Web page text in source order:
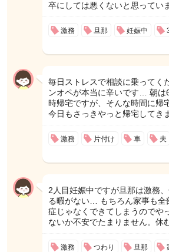
卒にしては悪くないと思ってい
激務 旦那 妊娠中
毎日ストレスで相談に乗ってく
ンオペが本当に辛いです… 朝
時帰宅ですが、そんな時間に帰
今日もさっきやっと帰宅してき
激務 片付け 車 夫
2人目妊娠中ですが旦那は激務
る暇がない… もちろん家事も全
症じゃなくできてしまうのでや
ないか不安でたまりません。休
激務 つわり 旦那